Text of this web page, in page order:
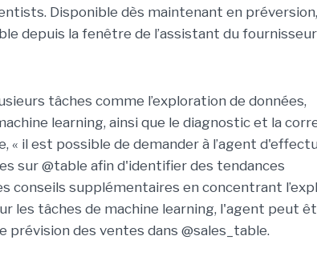
Disponible dès maintenant en
depuis la fenêtre de l’assistant du
tâches comme l’exploration de données,
learning, ainsi que le diagnostic et la
« il est possible de demander à l’agent
sur @table afin d'identifier des tendances
conseils supplémentaires en concentrant
les tâches de machine learning, l'agent peut
prévision des ventes dans @sales_table.